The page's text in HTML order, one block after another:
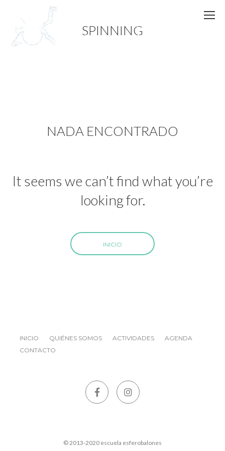
SPINNING
NADA ENCONTRADO
It seems we can’t find what you’re
looking for.
INICIO
INICIO QUIÉNES SOMOS ACTIVIDADES
AGENDA
CONTACTO
© 2013-2020 escuela esferobalones